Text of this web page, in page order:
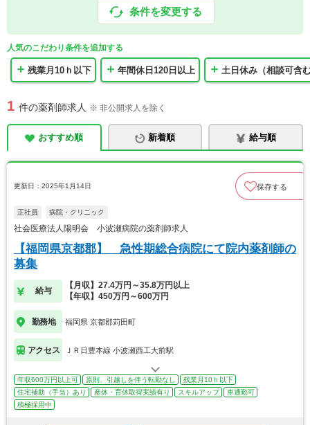
条件を変更する
人気のこだわり条件を追加する
残業月10ｈ以下 年間休日120日以上 土日休み（相談可含
1 件の薬剤師求人 ※ 非公開求人を除く
おすすめ順 新着順 給与順
更新日：2025年1月14日 保存する
正社員 病院・クリニック
社会医療法人陽明会 小波瀬病院の薬剤師求人
【福岡県京都郡】 急性期総合病院にて院内薬剤師の
募集
給与
【月収】27.4万円～35.8万円以上
【年収】450万円～600万円
勤務地 福岡県 京都郡苅田町
アクセス ＪＲ日豊本線 小波瀬西工大前駅
年収600万円以上可 原則、引越しを伴う転勤なし
残業月10ｈ以下
住宅補助（手当）あり
産休・育休取得実績有り スキルアップ
車通勤可
積極採用中